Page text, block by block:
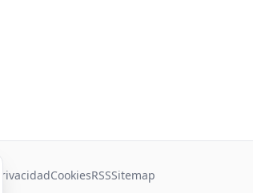
PrivacidadCookiesRSSSitemap